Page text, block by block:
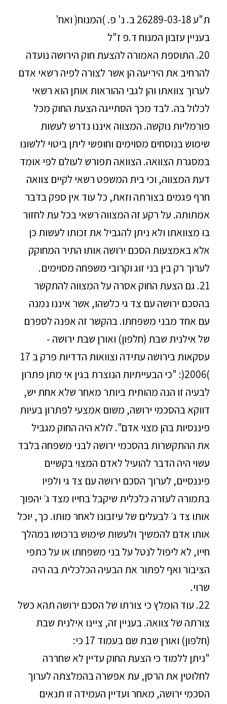
ת"ע 26289-03-18 ב. נ' פ. )המנוח( ואח'
בעניין עזבון המנוח ד.פ ז"ל
20. התוספת האמורה להצעת חוק הירושה נועדה
להרחיב את היריעה הן אשר לצורה לפיה רשאי אדם
לערוך צוואתו והן לגבי ההוראות אותן הוא רשאי
לכלול בה. לבד מכך הסתייגה הצעת החוק מכל
פורמליות נוקשה. המצווה איננו נדרש לעשות
שימוש בנוסחים מסוימים וחופשי ליתן ביטוי ללשונו
במסגרת הצוואה. הצוואה תפורש לעולם לפי אומד
דעת המצווה, וכי בית המשפט רשאי לקיים צוואה
חרף פגמים בצורתה וזאת, כל עוד אין ספק בדבר
אמתותה. על רקע זה המצווה רשאי בכל עת לחזור
בו מצוואתו ולא ניתן להגביל את זכותו לעשות כן
אלא באמצעות הסכם ירושה אותו התיר המחוקק
לערוך רק בין בני זוג וקרובי משפחה מסוימים.
21. גם הצעת החוק אסרה על המצווה להתקשר
בהסכם ירושה עם צד גי כלשהו, אשר איננו נמנה
עם אחד מבני משפחתו. בהקשר זה אפנה לספרם
של אילנית שבת (חלפון) ואורן שבת ירושה -
עסקאות בירושה עתידה וצוואות הדדיות פרק ב 17
)2006(: "כי הבעייתיות הנוצרת בגין אי מתן פתרון
לבעיה זו הנה מהותית ביותר מאחר שלא אחת יש,
דווקא בהסכמי ירושה, משום אמצעי לפתרון בעיות
פיננסיות בהן מצוי אדם". לולא היה החוק מגביל
את ההתקשרות בהסכמי ירושה לבני משפחה בלבד
עשוי היה הדבר להועיל לאדם המצוי בקשיים
פיננסיים, לערוך הסכם ירושה עם צד גי ולפיו
בתמורה לעזרה כלכלית שיקבל בחייו מצד ג׳ יהפוך
אותו צד ג׳ לבעלים של עיזבונו לאחר מותו. כך, יוכל
אותו אדם להמשיך ולעשות שימוש ברכושו במהלך
חייו, לא ליפול לנטל על בני משפחתו או על כתפי
הציבור ואף לפתור את הבעיה הכלכלית בה היה
שרוי.
22. עוד הומלץ כי צורתו של הסכם ירושה תהא כשל
צורתה של צוואה. בעניין זה, ציינו אילנית שבת
(חלפון) ואורן שבת שם בעמוד 17 כי:
"ניתן ללמוד כי הצעת החוק עדיין לא שחררה
לחלוטין את הרסן, עת אפשרה בהמלצתה לערוך
הסכמי ירושה, מאחר ועדיין העמידה זו תנאים